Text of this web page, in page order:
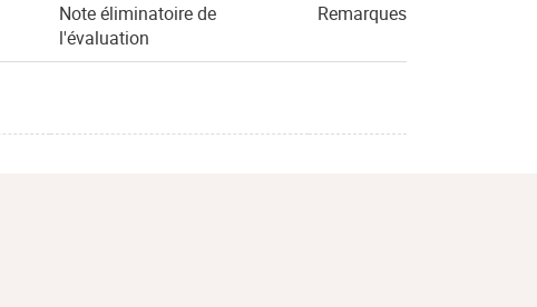
Note éliminatoire de
l'évaluation
Remarques